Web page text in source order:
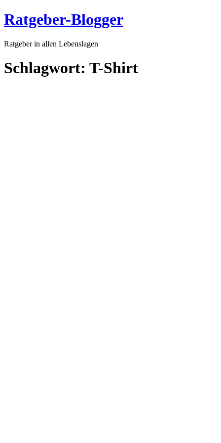
Ratgeber-Blogger
Ratgeber in allen Lebenslagen
Schlagwort: T-Shirt